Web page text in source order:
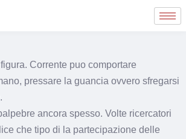
Corrente puo comportare
pressare la guancia ovvero sfregarsi
ancora spesso. Volte ricercatori
che tipo di la partecipazione delle